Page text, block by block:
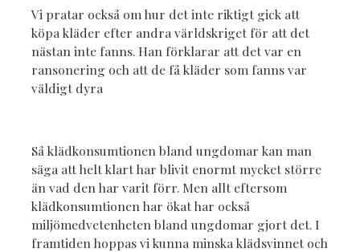
Vi pratar också om hur det inte riktigt gick att
köpa kläder efter andra världskriget för att det
nästan inte fanns. Han förklarar att det var en
ransonering och att de få kläder som fanns var
väldigt dyra
Så klädkonsumtionen bland ungdomar kan man
säga att helt klart har blivit enormt mycket större
än vad den har varit förr. Men allt eftersom
klädkonsumtionen har ökat har också
miljömedvetenheten bland ungdomar gjort det. I
framtiden hoppas vi kunna minska klädsvinnet och